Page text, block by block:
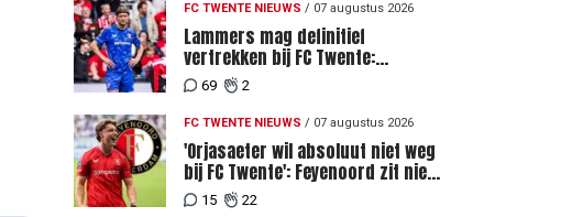
FC TWENTE NIEUWS / 07 augustus 2026
Lammers mag definitief
vertrekken bij FC Twente:
zaakwaarnemer krijgt deadline
vanwege komst vervanger
69 2
FC TWENTE NIEUWS / 07 augustus 2026
'Orjasaeter wil absoluut niet weg
bij FC Twente': Feyenoord zit niet
achter recordbod
15 22